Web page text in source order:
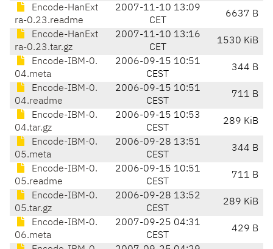
Encode-HanExt
ra-0.23.readme
2007-11-10 13:09
CET
6637 B
Encode-HanExt
ra-0.23.tar.gz
2007-11-10 13:16
CET
1530 KiB
Encode-IBM-0.
04.meta
2006-09-15 10:51
CEST
344 B
Encode-IBM-0.
04.readme
2006-09-15 10:51
CEST
711 B
Encode-IBM-0.
04.tar.gz
2006-09-15 10:53
CEST
289 KiB
Encode-IBM-0.
05.meta
2006-09-28 13:51
CEST
344 B
Encode-IBM-0.
05.readme
2006-09-15 10:51
CEST
711 B
Encode-IBM-0.
05.tar.gz
2006-09-28 13:52
CEST
289 KiB
Encode-IBM-0.
06.meta
2007-09-25 04:31
CEST
429 B